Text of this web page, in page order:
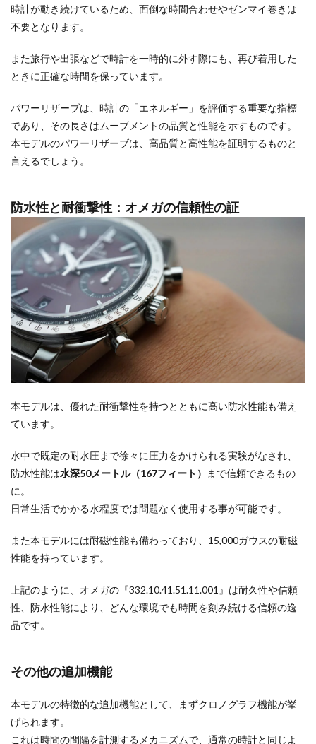
時計が動き続けているため、面倒な時間合わせやゼンマイ巻きは
不要となります。
また旅行や出張などで時計を一時的に外す際にも、再び着用した
ときに正確な時間を保っています。
パワーリザーブは、時計の「エネルギー」を評価する重要な指標
であり、その長さはムーブメントの品質と性能を示すものです。
本モデルのパワーリザーブは、高品質と高性能を証明するものと
言えるでしょう。
防水性と耐衝撃性：オメガの信頼性の証
本モデルは、優れた耐衝撃性を持つとともに高い防水性能も備え
ています。
水中で既定の耐水圧まで徐々に圧力をかけられる実験がなされ、
防水性能は水深50メートル（167フィート）
まで信頼できるもの
に。
日常生活でかかる水程度では問題なく使用する事が可能です。
また本モデルには耐磁性能も備わっており、15,000ガウスの耐磁
性能を持っています。
上記のように、オメガの『332.10.41.51.11.001』は耐久性や信頼
性、防水性能により、どんな環境でも時間を刻み続ける信頼の逸
品です。
その他の追加機能
本モデルの特徴的な追加機能として、まずクロノグラフ機能が挙
げられます。
これは時間の間隔を計測するメカニズムで、通常の時計と同じよ